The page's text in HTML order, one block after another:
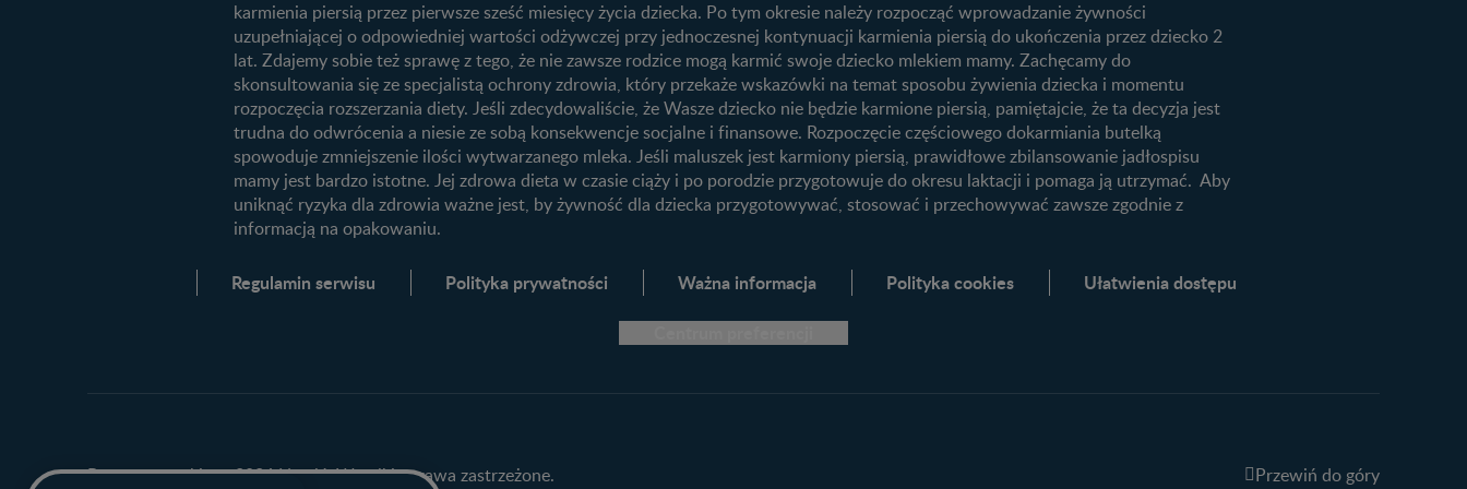
Jak rozpoznać dni płodne?
Badania przed ciążą
Planowanie urlopu macierzyńskiego
3. trymestr ciąży
Żywienie dziecka
10 sposobów jak poprawić laktację
Jakie mleko następne wybrać dla
dziecka?
Jak rozszerzać dietę niemowlaka?
Przydatne materiały dla rodziców
Poradniki dla rodziców
Karty do zdjęć dla Maluszka
Materiały do pobrania
Porady dla rodziców – praktyczne
karmienia piersią przez pierwsze sześć miesięcy życia dziecka. Po tym okresie należy rozpocząć wprowadzanie żywności
uzupełniającej o odpowiedniej wartości odżywczej przy jednoczesnej kontynuacji karmienia piersią do ukończenia przez dziecko 2
lat. Zdajemy sobie też sprawę z tego, że nie zawsze rodzice mogą karmić swoje dziecko mlekiem mamy. Zachęcamy do
skonsultowania się ze specjalistą ochrony zdrowia, który przekaże wskazówki na temat sposobu żywienia dziecka i momentu
rozpoczęcia rozszerzania diety. Jeśli zdecydowaliście, że Wasze dziecko nie będzie karmione piersią, pamiętajcie, że ta decyzja jest
trudna do odwrócenia a niesie ze sobą konsekwencje socjalne i finansowe. Rozpoczęcie częściowego dokarmiania butelką
spowoduje zmniejszenie ilości wytwarzanego mleka. Jeśli maluszek jest karmiony piersią, prawidłowe zbilansowanie jadłospisu
mamy jest bardzo istotne. Jej zdrowa dieta w czasie ciąży i po porodzie przygotowuje do okresu laktacji i pomaga ją utrzymać. Aby
uniknąć ryzyka dla zdrowia ważne jest, by żywność dla dziecka przygotowywać, stosować i przechowywać zawsze zgodnie z
informacją na opakowaniu.
Regulamin serwisu Polityka prywatności Ważna informacja Polityka cookies
Ułatwienia dostępu
Prawa autorskie @ 2026 Nestlé. Wszelkie prawa zastrzeżone. Przewiń do góry